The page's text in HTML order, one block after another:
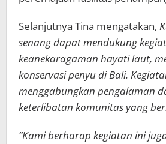
Selanjutnya Tina mengatakan,
senang dapat mendukung
keanekaragaman hayati laut,
konservasi penyu di Bali.
menggabungkan pengalaman
keterlibatan komunitas yang
“Kami berharap kegiatan ini